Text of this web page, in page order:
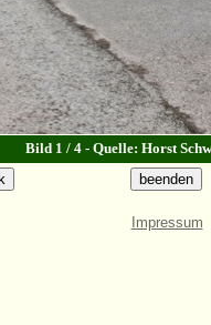
Bild 1 / 4 - Quelle: Horst
Impressum